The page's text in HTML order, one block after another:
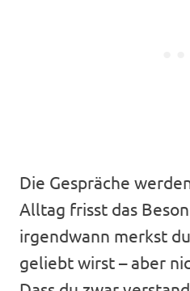
Die Gespräche
Alltag frisst das
irgendwann merkst
geliebt wirst – aber